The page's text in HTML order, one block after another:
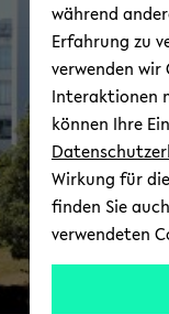
während
Erfahrung zu
verwenden wir
Interaktionen
können Ihre
Wirkung für
finden Sie
verwendeten